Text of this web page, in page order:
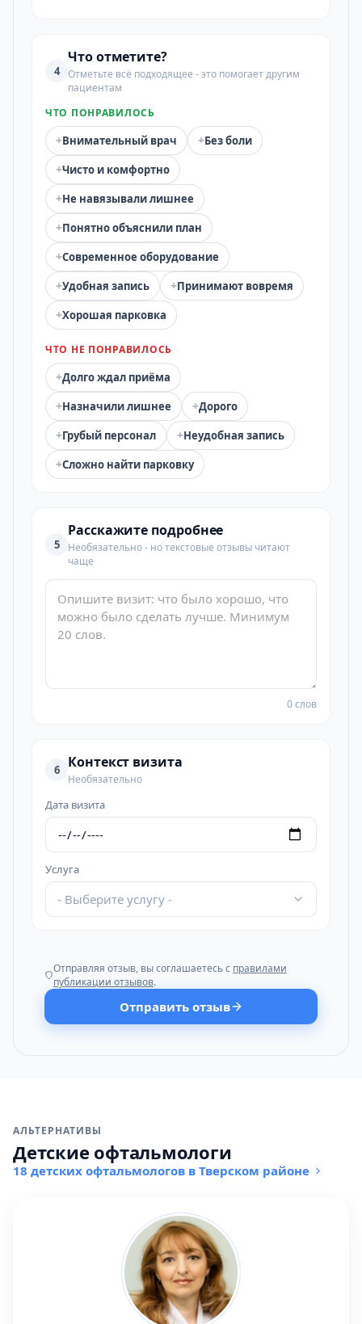
4
Что отметите?
Отметьте всё подходящее - это помогает другим
пациентам
ЧТО ПОНРАВИЛОСЬ
+Внимательный врач +Без боли
+Чисто и комфортно
+Не навязывали лишнее
+Понятно объяснили план
+Современное оборудование
+Удобная запись +Принимают вовремя
+Хорошая парковка
ЧТО НЕ ПОНРАВИЛОСЬ
+Долго ждал приёма
+Назначили лишнее +Дорого
+Грубый персонал +Неудобная запись
+Сложно найти парковку
5
Расскажите подробнее
Необязательно - но текстовые отзывы читают
чаще
0 слов
6 Контекст визита
Необязательно
Дата визита
Услуга
- Выберите услугу -
Отправляя отзыв, вы соглашаетесь с правилами
публикации отзывов.
Отправить отзыв
АЛЬТЕРНАТИВЫ
Детские офтальмологи
18 детских офтальмологов в Тверском районе